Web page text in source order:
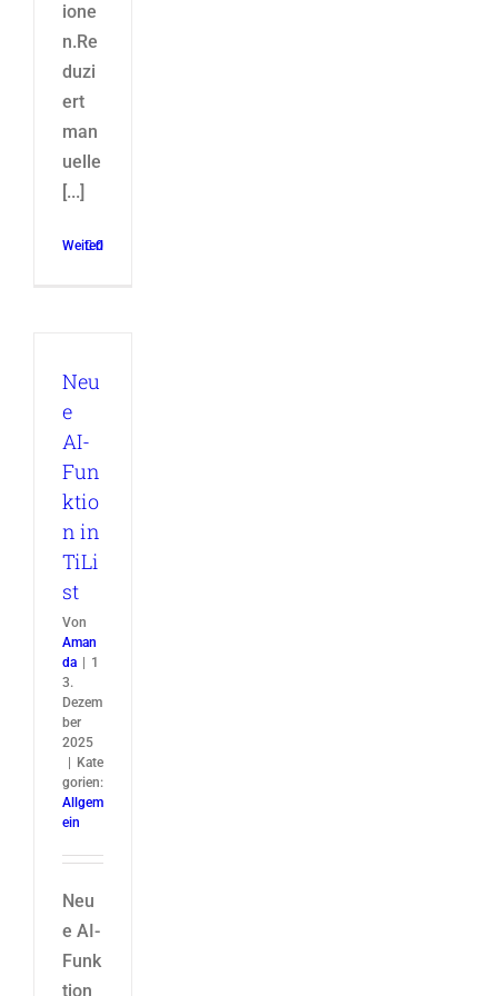
ione
n.Re
duzi
ert
man
uelle
[...]
Weiterlesen
0
Neu
e
AI-
Fun
ktio
n in
TiLi
st
Von
Aman
da | 1
3.
Dezem
ber
2025
| Kate
gorien:
Allgem
ein
Neu
e AI-
Funk
tion